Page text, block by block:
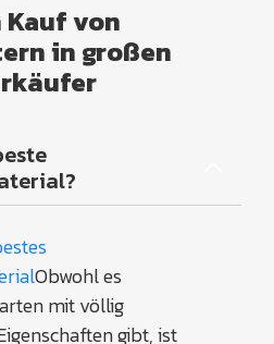
von
in großen
Obwohl es
mit völlig
gibt, ist